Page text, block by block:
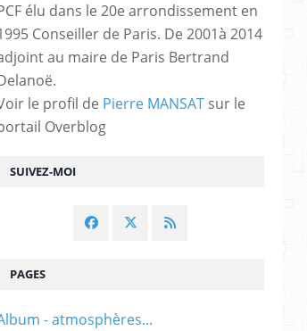
SUIVEZ-MOI
élu dans le 20e arrondissement en
Conseiller de Paris. De 2001à 2014
au maire de Paris Bertrand
le profil de Pierre MANSAT sur le
Overblog
PAGES
- atmosphères...